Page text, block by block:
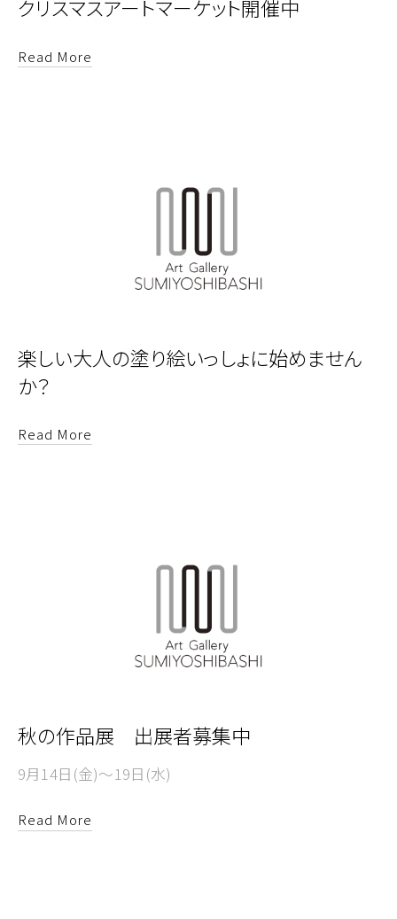
クリスマスアートマーケット開催中
Read More
楽しい大人の塗り絵いっしょに始めません
か？
Read More
秋の作品展 出展者募集中
9月14日(金)～19日(水)
Read More